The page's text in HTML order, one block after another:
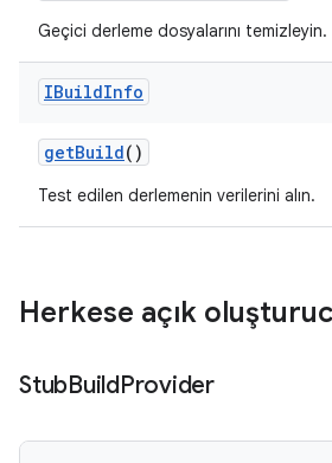
Geçici derleme dosyalarını temizleyin.
IBuildInfo
getBuild()
Test edilen derlemenin verilerini alın.
Herkese açık
StubBuildProvider